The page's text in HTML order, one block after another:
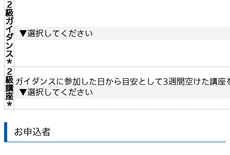
2
級
ガ
イ
ダ
ン
ス
*
2
級
講
座
*
ガイダンスに参加した日から目安として3週間空けた講座
お申込者